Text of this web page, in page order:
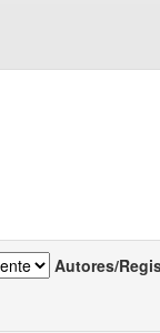
Autores/